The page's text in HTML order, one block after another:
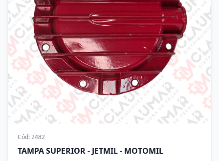
Cód:2482
TAMPA SUPERIOR - JETMIL - MOTOMIL